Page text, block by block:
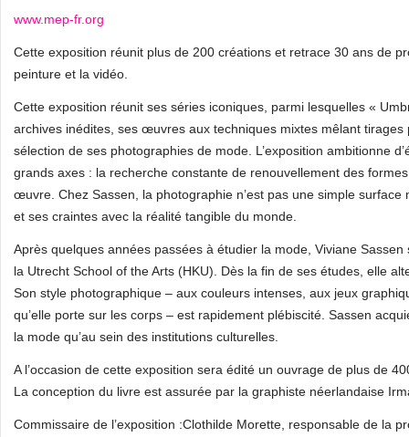
www.mep-fr.org
Cette exposition réunit plus de 200 créations et retrace 30 ans de
peinture et la vidéo.
Cette exposition réunit ses séries iconiques, parmi lesquelles «
archives inédites, ses œuvres aux techniques mixtes mêlant
sélection de ses photographies de mode. L’exposition ambitionne
grands axes : la recherche constante de renouvellement des
œuvre. Chez Sassen, la photographie n’est pas une simple
et ses craintes avec la réalité tangible du monde.
Après quelques années passées à étudier la mode, Viviane
la Utrecht School of the Arts (HKU). Dès la fin de ses études, elle
Son style photographique – aux couleurs intenses, aux jeux
qu’elle porte sur les corps – est rapidement plébiscité. Sassen
la mode qu’au sein des institutions culturelles.
A l’occasion de cette exposition sera édité un ouvrage de plus de
La conception du livre est assurée par la graphiste néerlandaise
Commissaire de l’exposition :Clothilde Morette, responsable de la